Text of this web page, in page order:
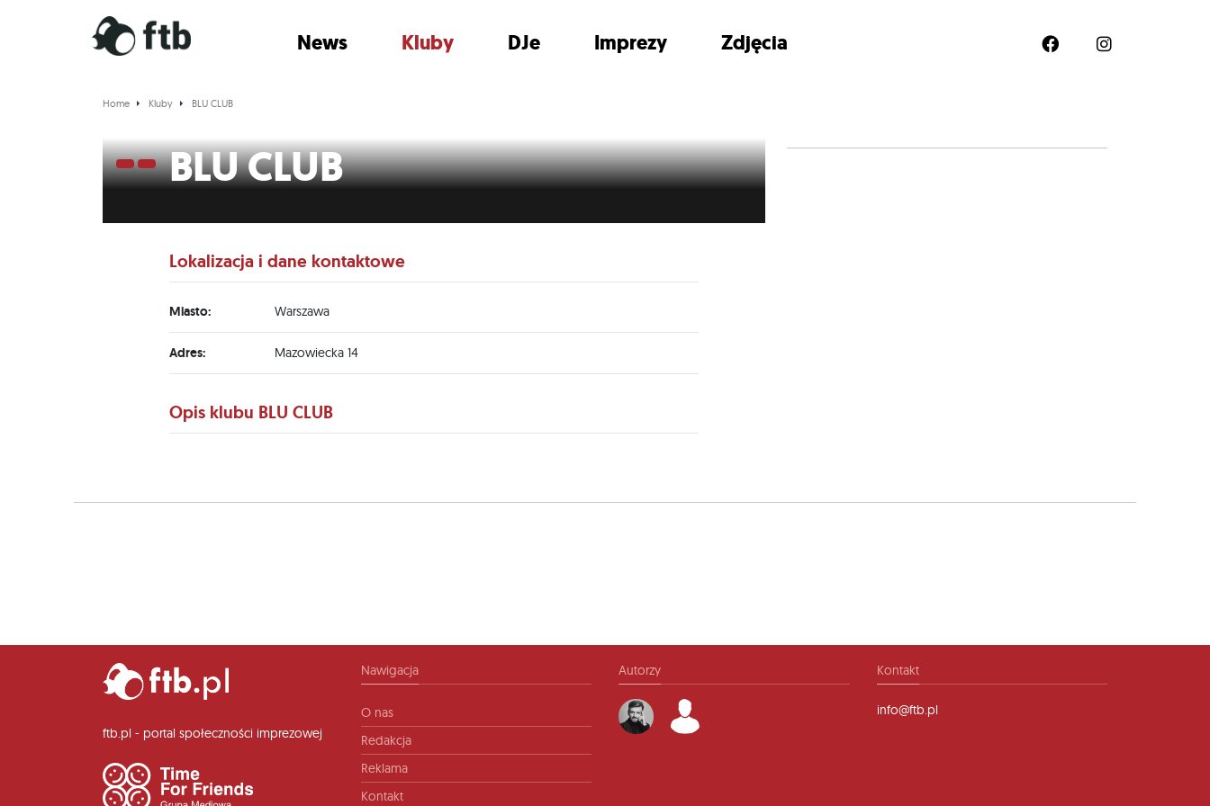
News Kluby DJe Imprezy Zdjęcia
Home Kluby BLU CLUB
BLU CLUB
Lokalizacja i dane kontaktowe
Miasto: Warszawa
Adres: Mazowiecka 14
Opis klubu BLU CLUB
ftb.pl - portal społeczności imprezowej
Nawigacja
O nas
Redakcja
Reklama
Kontakt
Autorzy Kontakt
info@ftb.pl